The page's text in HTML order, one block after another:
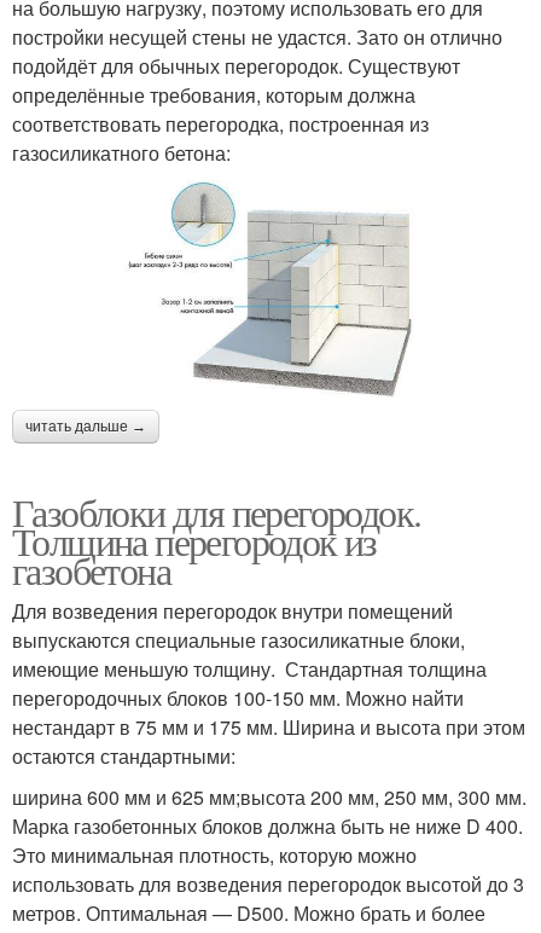
на большую нагрузку, поэтому использовать его для
постройки несущей стены не удастся. Зато он отлично
подойдёт для обычных перегородок. Существуют
определённые требования, которым должна
соответствовать перегородка, построенная из
газосиликатного бетона:
читать дальше →
Газоблоки для перегородок.
Толщина перегородок из
газобетона
Для возведения перегородок внутри помещений
выпускаются специальные газосиликатные блоки,
имеющие меньшую толщину. Стандартная толщина
перегородочных блоков 100-150 мм. Можно найти
нестандарт в 75 мм и 175 мм. Ширина и высота при этом
остаются стандартными:
ширина 600 мм и 625 мм;высота 200 мм, 250 мм, 300 мм.
Марка газобетонных блоков должна быть не ниже D 400.
Это минимальная плотность, которую можно
использовать для возведения перегородок высотой до 3
метров. Оптимальная — D500. Можно брать и более